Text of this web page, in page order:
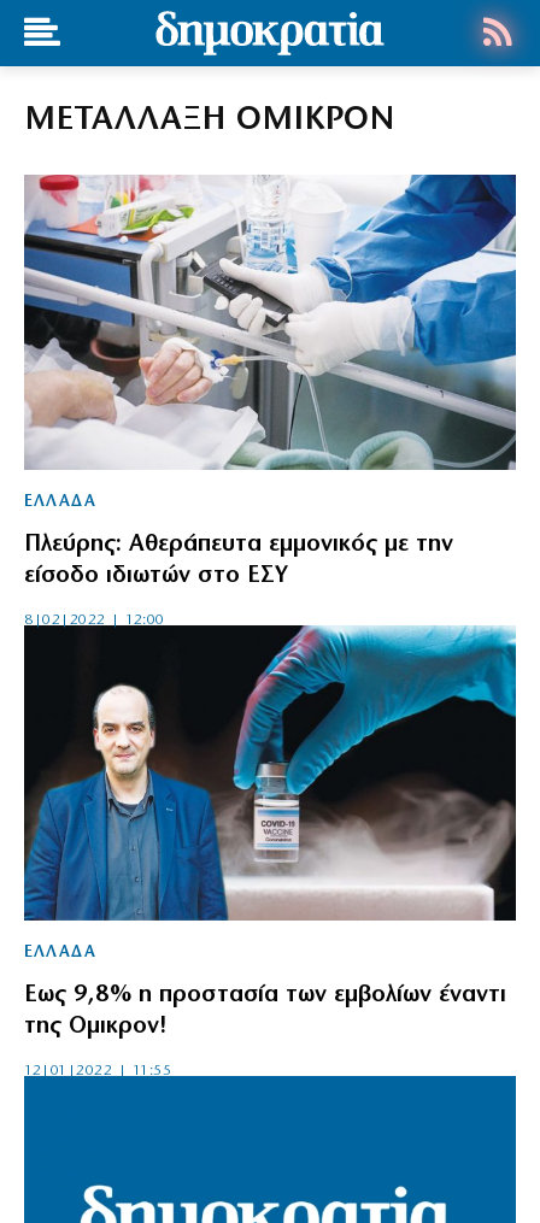
ΜΕΤΑΛΛΑΞΗ ΟΜΙΚΡΟΝ
ΕΛΛΑΔΑ
Πλεύρης: Αθεράπευτα εμμονικός με την
είσοδο ιδιωτών στο ΕΣΥ
8|02|2022 | 12:00
ΕΛΛΑΔΑ
Εως 9,8% η προστασία των εμβολίων έναντι
της Ομικρον!
12|01|2022 | 11:55